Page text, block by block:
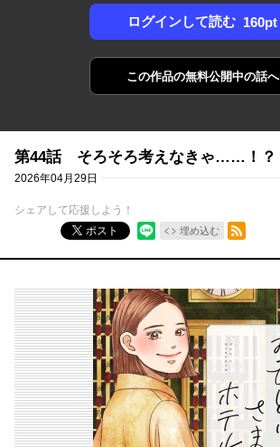
ログインして読む 160pt
この作品の無料公開中の話へ
第44話 そろそろ考えなきゃ……！？
2026年04月29日
シェアして応援しよう！
ポスト
埋め込む
RSSフィード